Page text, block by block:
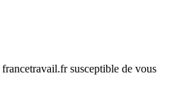
susceptible de vous